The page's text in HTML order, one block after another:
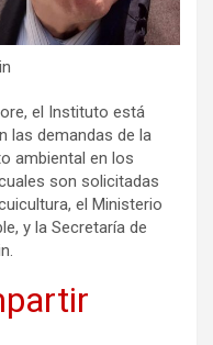
el Instituto está
las demandas de la
ambiental en los
son solicitadas
el Ministerio
y la Secretaría de